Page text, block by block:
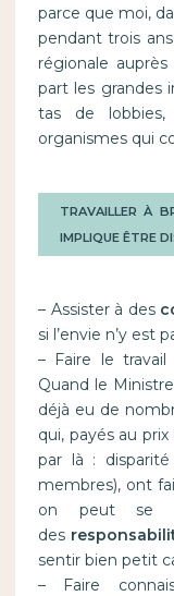
parce que moi,
pendant trois
régionale auprès
part les grandes
tas de lobbies,
organismes qui
TRAVAILLER À
IMPLIQUE ÊTRE
– Assister à des
si l’envie n’y est
– Faire le
Quand le
déjà eu de
qui, payés au
par là :
membres), ont
on peut se
des
sentir bien petit
– Faire